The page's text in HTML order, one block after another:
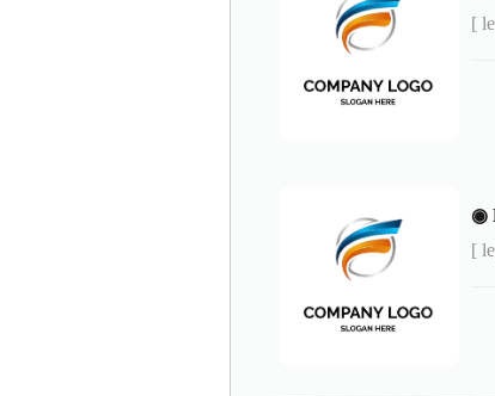
[
◉
[